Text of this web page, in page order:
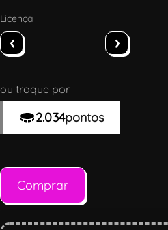
Licença
‹ ›
ou troque por
2.034pontos
Comprar